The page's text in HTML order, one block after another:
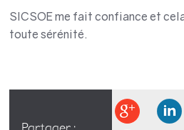
SICSOE me fait confiance et
toute sérénité.